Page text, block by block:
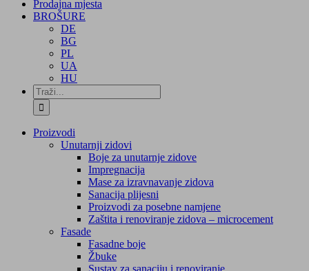
Prodajna mjesta
BROŠURE
DE
BG
PL
UA
HU
Traži...
Proizvodi
Unutarnji zidovi
Boje za unutarnje zidove
Impregnacija
Mase za izravnavanje zidova
Sanacija plijesni
Proizvodi za posebne namjene
Zaštita i renoviranje zidova – microcement
Fasade
Fasadne boje
Žbuke
Sustav za sanaciju i renoviranje